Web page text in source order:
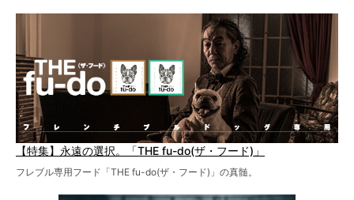
【特集】永遠の選択。「THE fu-do(ザ・フード)」
フレブル専用フード「THE fu-do(ザ・フード)」の真髄。